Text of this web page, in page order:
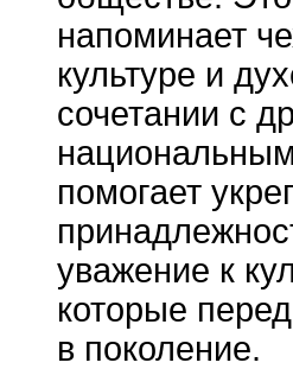
напоминает
культуре и
сочетании с
помогает
уважение к
которые
в поколение.